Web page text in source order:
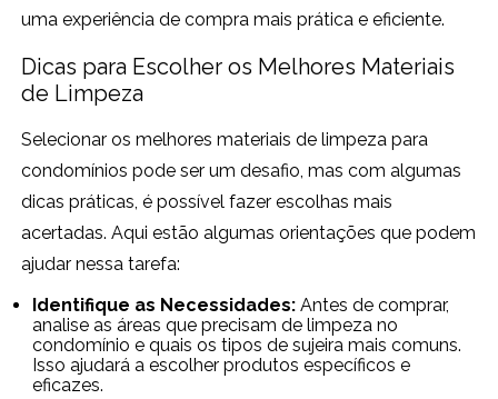
uma experiência de compra mais prática e eficiente.
Dicas para Escolher os Melhores Materiais
de Limpeza
Selecionar os melhores materiais de limpeza para
condomínios pode ser um desafio, mas com algumas
dicas práticas, é possível fazer escolhas mais
acertadas. Aqui estão algumas orientações que podem
ajudar nessa tarefa:
Identifique as Necessidades: Antes de comprar,
analise as áreas que precisam de limpeza no
condomínio e quais os tipos de sujeira mais comuns.
Isso ajudará a escolher produtos específicos e
eficazes.